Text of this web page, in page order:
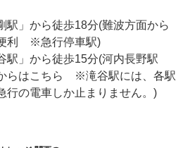
駅」から徒歩18分(難波方面から
利 ※急行停車駅)
駅」から徒歩15分(河内長野駅
からはこちら ※滝谷駅には、各駅
行の電車しか止まりません。)